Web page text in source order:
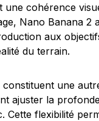
une cohérence
Nano Banana 2
aux
du terrain.
une
ajuster la
flexibilité